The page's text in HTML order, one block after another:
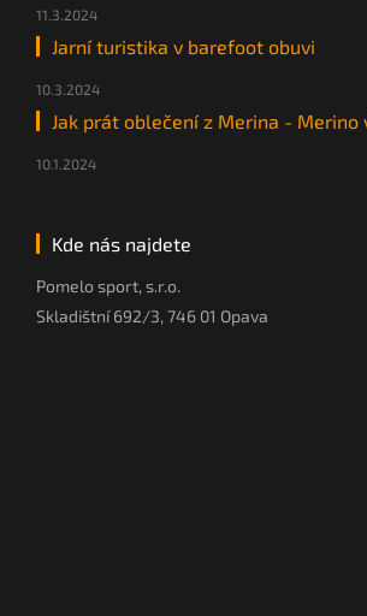
11.3.2024
Jarní turistika v barefoot obuvi
10.3.2024
Jak prát oblečení z Merina - Merino
10.1.2024
Kde nás najdete
Pomelo sport, s.r.o.
Skladištní 692/3, 746 01 Opava